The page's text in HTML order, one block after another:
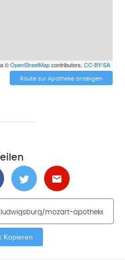
©OpenStreetMapcontributors, CC-BY-SA
Route zur Apotheke anzeigen
Kopieren